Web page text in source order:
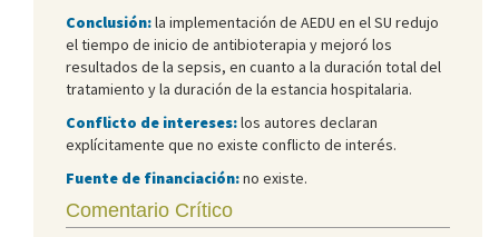
Conclusión:la implementación de AEDU en el SU redujo
el tiempo de inicio de antibioterapia y mejoró los
resultados de la sepsis, en cuanto a la duración total del
tratamiento y la duración de la estancia hospitalaria.
Conflicto de intereses:los autores declaran
explícitamente que no existe conflicto de interés.
Fuente de financiación:no existe.
Comentario Crítico